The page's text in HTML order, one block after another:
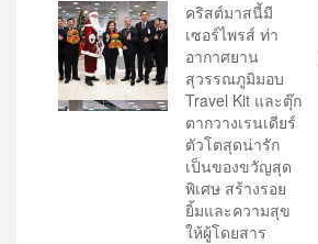
คริสต์มาสนี้มี
เซอร์ไพรส์ ท่า
อากาศยาน
สุวรรณภูมิมอบ
Travel Kit และตุ๊ก
ตากวางเรนเดียร์
ตัวโตสุดน่ารัก
เป็นของขวัญสุด
พิเศษ สร้างรอย
ยิ้มและความสุข
ให้ผู้โดยสาร